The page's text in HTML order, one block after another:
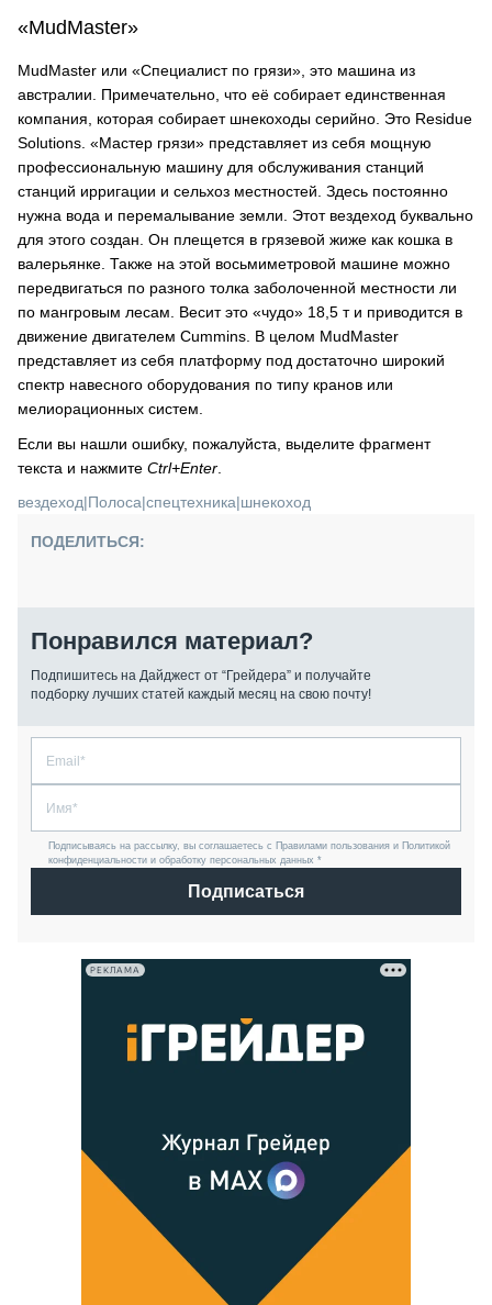
«MudMaster»
MudMaster или «Специалист по грязи», это машина из
австралии. Примечательно, что её собирает единственная
компания, которая собирает шнекоходы серийно. Это Residue
Solutions. «Мастер грязи» представляет из себя мощную
профессиональную машину для обслуживания станций
станций ирригации и сельхоз местностей. Здесь постоянно
нужна вода и перемалывание земли. Этот вездеход буквально
для этого создан. Он плещется в грязевой жиже как кошка в
валерьянке. Также на этой восьмиметровой машине можно
передвигаться по разного толка заболоченной местности ли
по мангровым лесам. Весит это «чудо» 18,5 т и приводится в
движение двигателем Cummins. В целом MudMaster
представляет из себя платформу под достаточно широкий
спектр навесного оборудования по типу кранов или
мелиорационных систем.
Если вы нашли ошибку, пожалуйста, выделите фрагмент
текста и нажмите Ctrl+Enter
вездеход|Полоса|спецтехника|шнекоход
ПОДЕЛИТЬСЯ:
Понравился материал?
Подпишитесь на Дайджест от “Грейдера” и получайте
подборку лучших статей каждый месяц на свою почту!
Подписываясь на рассылку, вы соглашаетесь с Правилами пользования и Политикой
конфиденциальности и обработку персональных данных *
Подписаться
РЕКЛАМА